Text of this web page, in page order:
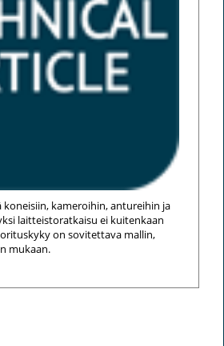
koneisiin, kameroihin, antureihin ja
laitteistoratkaisu ei kuitenkaan
on sovitettava mallin,
mukaan.